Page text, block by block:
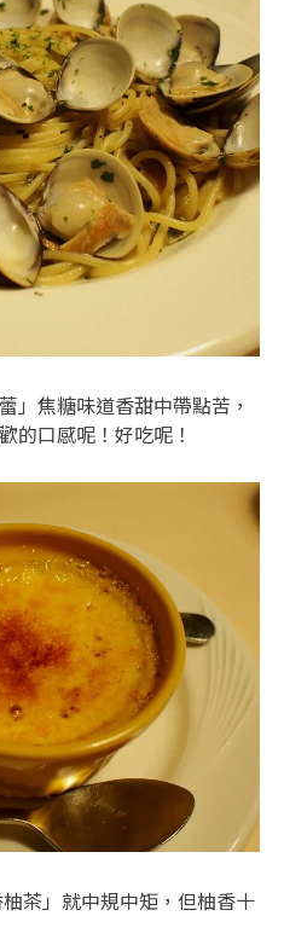
」焦糖味道香甜中帶點苦，
的口感呢！好吃呢！
茶」就中規中矩，但柚香十